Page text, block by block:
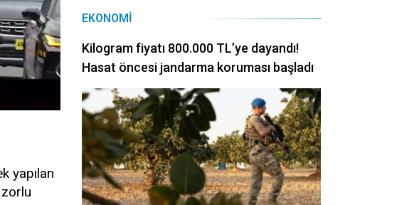
yapılan
EKONOMI
Kilogram fiyatı 800.000 TL’ye dayandı!
Hasat öncesi jandarma koruması başladı